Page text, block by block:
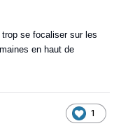
se focaliser sur les
en haut de
1